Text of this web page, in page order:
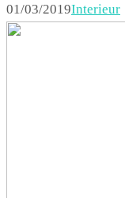
01/03/2019Interieur